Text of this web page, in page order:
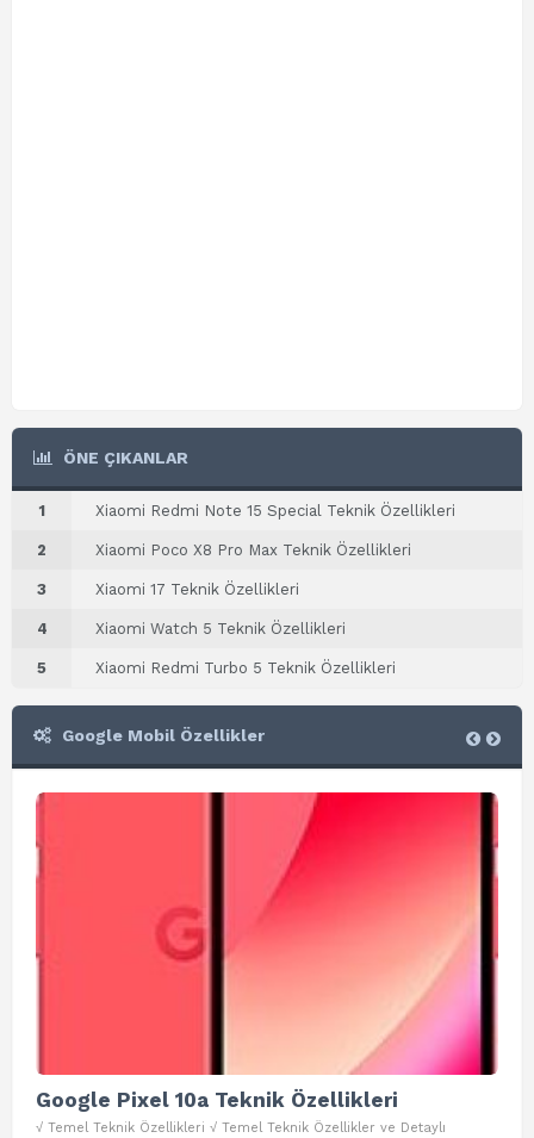
ÖNE ÇIKANLAR
1 Xiaomi Redmi Note 15 Special Teknik Özellikleri
2 Xiaomi Poco X8 Pro Max Teknik Özellikleri
3 Xiaomi 17 Teknik Özellikleri
4 Xiaomi Watch 5 Teknik Özellikleri
5 Xiaomi Redmi Turbo 5 Teknik Özellikleri
Google Mobil Özellikler
Google Pixel 10a Teknik Özellikleri
√ Temel Teknik Özellikleri √ Temel Teknik Özellikler ve Detaylı